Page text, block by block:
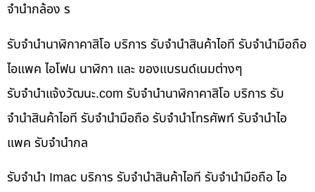
จำนำกล้อง ร
รับจำนำนาฬิกาคาสิโอ บริการ รับจำนำสินค้าไอที รับจำนำมือถือ
ไอแพค ไอโฟน นาฬิกา และ ของแบรนด์เนมต่างๆ
รับจํานําแจ้งวัฒนะ.com รับจำนำนาฬิกาคาสิโอ บริการ รับ
จำนำสินค้าไอที รับจำนำมือถือ รับจำนำโทรศัพท์ รับจำนำไอ
แพค รับจำนำกล
รับจำนำ Imac บริการ รับจำนำสินค้าไอที รับจำนำมือถือ ไอ